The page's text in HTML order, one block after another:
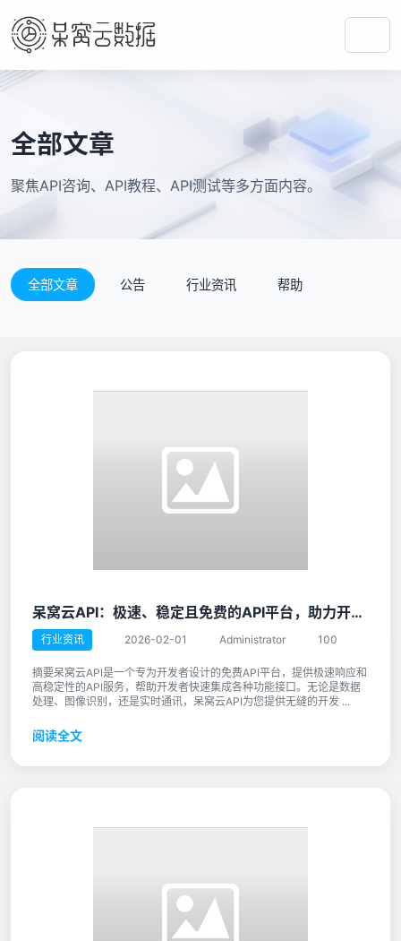
全部文章
聚焦API咨询、API教程、API测试等多方面内容。
全部文章 公告 行业资讯 帮助
呆窝云API：极速、稳定且免费的API平台，助力开发者提升效率与创新
行业资讯 2026-02-01 Administrator 100
摘要呆窝云API是一个专为开发者设计的免费API平台，提供极速响应和
高稳定性的API服务，帮助开发者快速集成各种功能接口。无论是数据
处理、图像识别，还是实时通讯，呆窝云API为您提供无缝的开发 ...
阅读全文